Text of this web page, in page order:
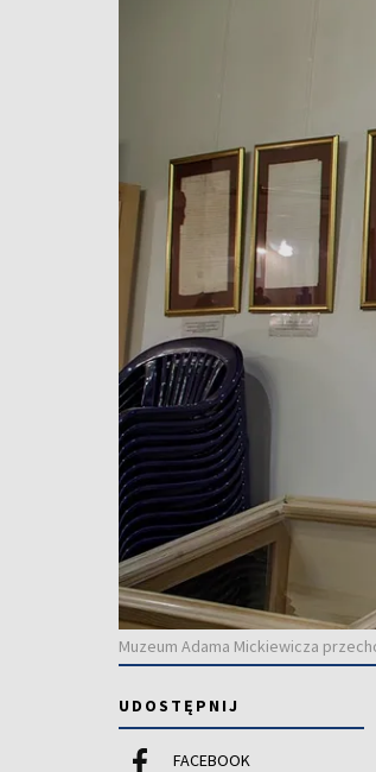
Muzeum Adama Mickiewicza
UDOSTĘPNIJ
FACEBOOK